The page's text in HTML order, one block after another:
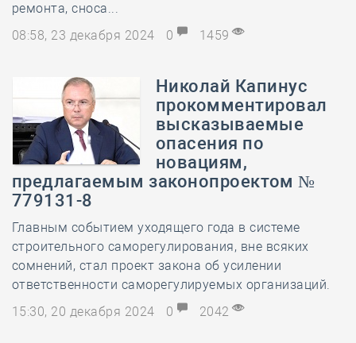
ремонта, сноса...
08:58, 23 декабря 2024
0 1459
Николай Капинус
прокомментировал
высказываемые
опасения по
новациям,
предлагаемым законопроектом №
779131-8
Главным событием уходящего года в системе
строительного саморегулирования, вне всяких
сомнений, стал проект закона об усилении
ответственности саморегулируемых организаций.
15:30, 20 декабря 2024
0 2042